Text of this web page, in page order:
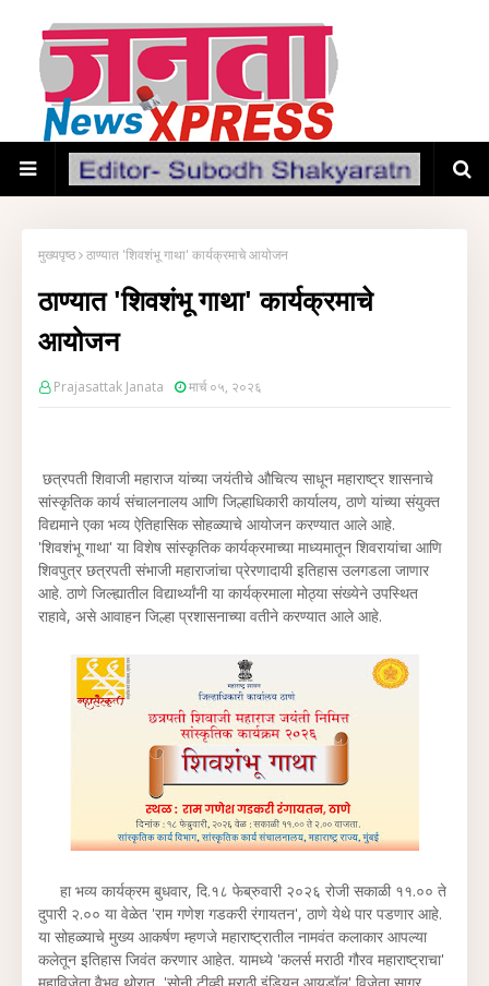
मुख्यपृष्ठ ठाण्यात 'शिवशंभू गाथा' कार्यक्रमाचे आयोजन
ठाण्यात 'शिवशंभू गाथा' कार्यक्रमाचे
आयोजन
Prajasattak Janata मार्च ०५, २०२६
छत्रपती शिवाजी महाराज यांच्या जयंतीचे औचित्य साधून महाराष्ट्र शासनाचे
सांस्कृतिक कार्य संचालनालय आणि जिल्हाधिकारी कार्यालय, ठाणे यांच्या संयुक्त
विद्यमाने एका भव्य ऐतिहासिक सोहळ्याचे आयोजन करण्यात आले आहे.
'शिवशंभू गाथा' या विशेष सांस्कृतिक कार्यक्रमाच्या माध्यमातून शिवरायांचा आणि
शिवपुत्र छत्रपती संभाजी महाराजांचा प्रेरणादायी इतिहास उलगडला जाणार
आहे. ठाणे जिल्ह्यातील विद्यार्थ्यांनी या कार्यक्रमाला मोठ्या संख्येने उपस्थित
राहावे, असे आवाहन जिल्हा प्रशासनाच्या वतीने करण्यात आले आहे.
हा भव्य कार्यक्रम बुधवार, दि.१८ फेब्रुवारी २०२६ रोजी सकाळी ११.०० ते
दुपारी २.०० या वेळेत 'राम गणेश गडकरी रंगायतन', ठाणे येथे पार पडणार आहे.
या सोहळ्याचे मुख्य आकर्षण म्हणजे महाराष्ट्रातील नामवंत कलाकार आपल्या
कलेतून इतिहास जिवंत करणार आहेत. यामध्ये 'कलर्स मराठी गौरव महाराष्ट्राचा'